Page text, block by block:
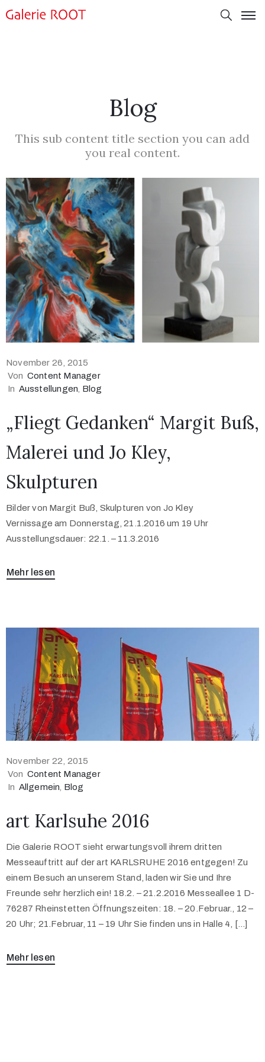
Blog
This sub content title section you can add
you real content.
November 26, 2015
Von Content Manager
In Ausstellungen Blog
„Fliegt Gedanken“ Margit Buß,
Malerei und Jo Kley,
Skulpturen
Bilder von Margit Buß, Skulpturen von Jo Kley
Vernissage am Donnerstag, 21.1.2016 um 19 Uhr
Ausstellungsdauer: 22.1. – 11.3.2016
Mehr lesen
November 22, 2015
Von Content Manager
In Allgemein Blog
art Karlsuhe 2016
Die Galerie ROOT sieht erwartungsvoll ihrem dritten
Messeauftritt auf der art KARLSRUHE 2016 entgegen! Zu
einem Besuch an unserem Stand, laden wir Sie und Ihre
Freunde sehr herzlich ein! 18.2. – 21.2.2016 Messeallee 1 D-
76287 Rheinstetten Öffnungszeiten: 18. – 20.Februar., 12 –
20 Uhr; 21.Februar, 11 – 19 Uhr Sie finden uns in Halle 4, […]
Mehr lesen